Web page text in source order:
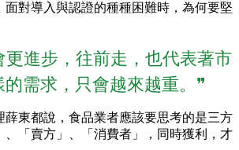
面對導入與認證的種種困難時，為何要堅
更進步，往前走，也代表著市
需求，只會越來越重。❞
薛東都說，食品業者應該要思考的是三方
、「賣方」、「消費者」，同時獲利，才